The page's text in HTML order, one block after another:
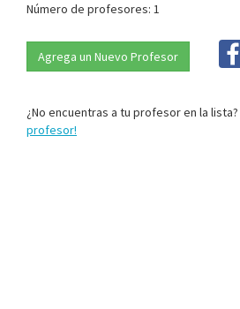
Número de profesores: 1
Agrega un Nuevo Profesor
¿No encuentras a tu profesor en la lista?
profesor!